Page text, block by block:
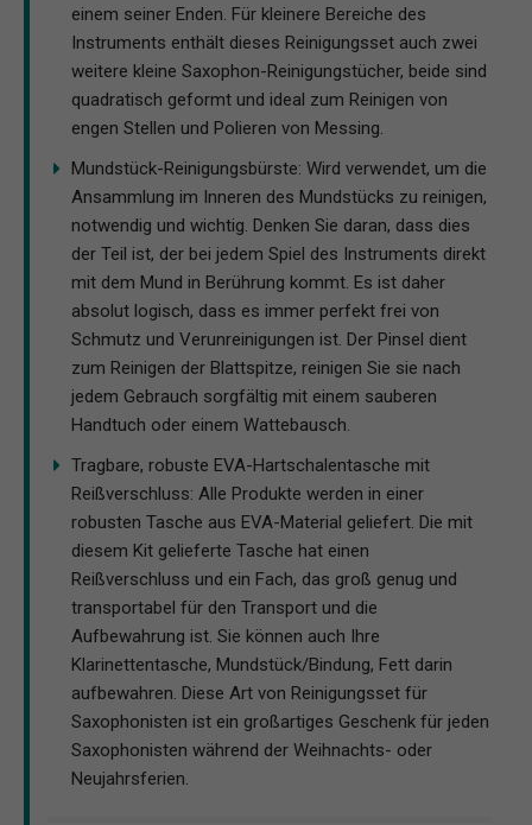
einem seiner Enden. Für kleinere Bereiche des
Instruments enthält dieses Reinigungsset auch zwei
weitere kleine Saxophon-Reinigungstücher, beide sind
quadratisch geformt und ideal zum Reinigen von
engen Stellen und Polieren von Messing.
Mundstück-Reinigungsbürste: Wird verwendet, um die
Ansammlung im Inneren des Mundstücks zu reinigen,
notwendig und wichtig. Denken Sie daran, dass dies
der Teil ist, der bei jedem Spiel des Instruments direkt
mit dem Mund in Berührung kommt. Es ist daher
absolut logisch, dass es immer perfekt frei von
Schmutz und Verunreinigungen ist. Der Pinsel dient
zum Reinigen der Blattspitze, reinigen Sie sie nach
jedem Gebrauch sorgfältig mit einem sauberen
Handtuch oder einem Wattebausch.
Tragbare, robuste EVA-Hartschalentasche mit
Reißverschluss: Alle Produkte werden in einer
robusten Tasche aus EVA-Material geliefert. Die mit
diesem Kit gelieferte Tasche hat einen
Reißverschluss und ein Fach, das groß genug und
transportabel für den Transport und die
Aufbewahrung ist. Sie können auch Ihre
Klarinettentasche, Mundstück/Bindung, Fett darin
aufbewahren. Diese Art von Reinigungsset für
Saxophonisten ist ein großartiges Geschenk für jeden
Saxophonisten während der Weihnachts- oder
Neujahrsferien.